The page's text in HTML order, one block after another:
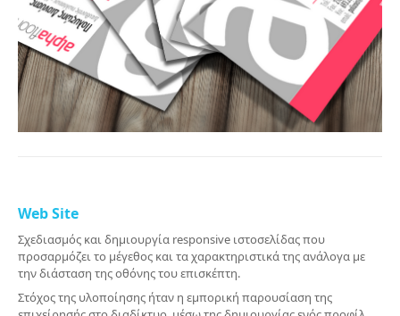
Web Site
Σχεδιασμός και δημιουργία responsive ιστοσελίδας που
προσαρμόζει το μέγεθος και τα χαρακτηριστικά της ανάλογα με
την διάσταση της οθόνης του επισκέπτη.
Στόχος της υλοποίησης ήταν η εμπορική παρουσίαση της